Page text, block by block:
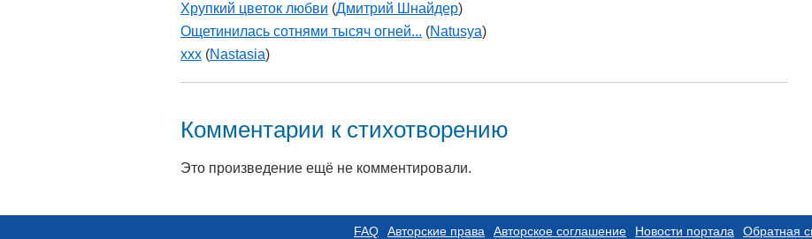
Хрупкий цветок любви (Дмитрий Шнайдер)
Ощетинилась сотнями тысяч огней... (Natusya)
xxx (Nastasia)
Комментарии к стихотворению
Это произведение ещё не комментировали.
FAQ Авторские права Авторское соглашение Новости портала Обратная